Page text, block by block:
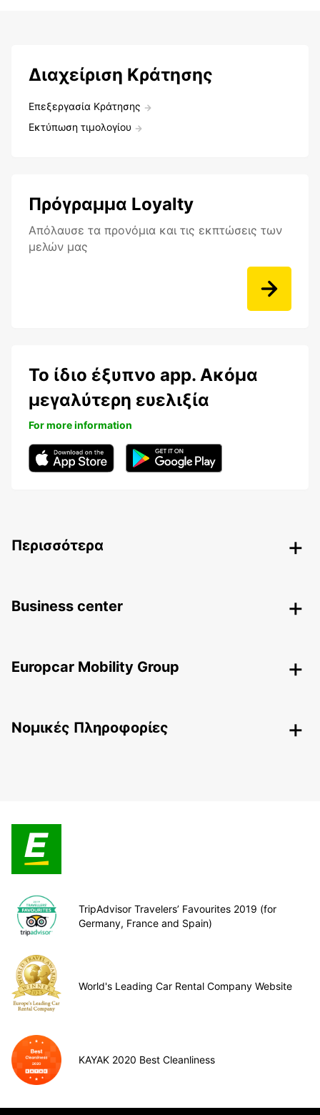
Διαχείριση Κράτησης
Επεξεργασία Κράτησης
Εκτύπωση τιμολογίου
Πρόγραμμα Loyalty
Aπόλαυσε τα προνόμια και τις εκπτώσεις των
μελών μας
Το ίδιο έξυπνο app. Ακόμα
μεγαλύτερη ευελιξία
For more information
Περισσότερα
Business center
Europcar Mobility Group
Nομικές Πληροφορίες
TripAdvisor Travelers’ Favourites 2019 (for
Germany, France and Spain)
World's Leading Car Rental Company Website
KAYAK 2020 Best Cleanliness